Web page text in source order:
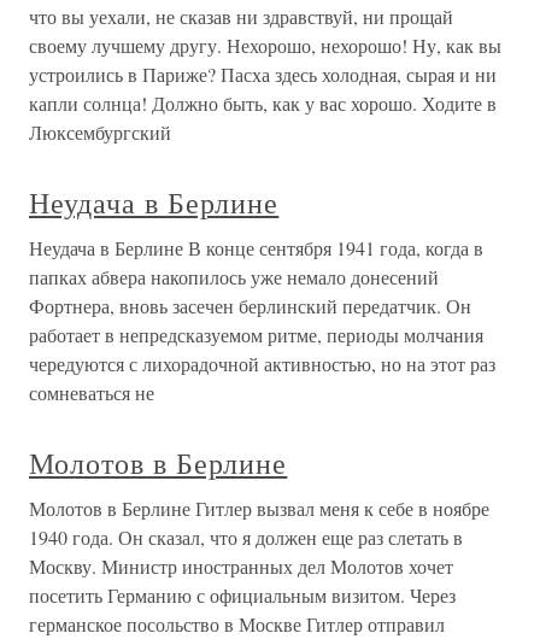
что вы уехали, не сказав ни здравствуй, ни прощай
своему лучшему другу. Нехорошо, нехорошо! Ну, как вы
устроились в Париже? Пасха здесь холодная, сырая и ни
капли солнца! Должно быть, как у вас хорошо. Ходите в
Люксембургский
Неудача в Берлине
Неудача в Берлине В конце сентября 1941 года, когда в
папках абвера накопилось уже немало донесений
Фортнера, вновь засечен берлинский передатчик. Он
работает в непредсказуемом ритме, периоды молчания
чередуются с лихорадочной активностью, но на этот раз
сомневаться не
Молотов в Берлине
Молотов в Берлине Гитлер вызвал меня к себе в ноябре
1940 года. Он сказал, что я должен еще раз слетать в
Москву. Министр иностранных дел Молотов хочет
посетить Германию с официальным визитом. Через
германское посольство в Москве Гитлер отправил